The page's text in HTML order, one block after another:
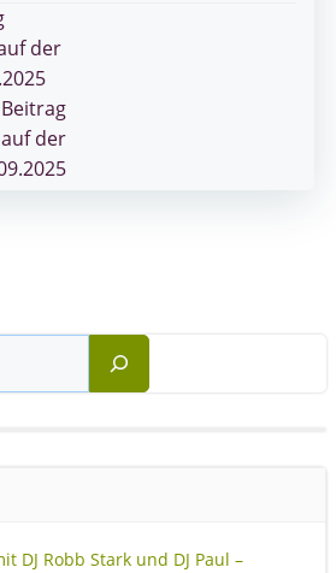
der
der
DJ Robb Stark und DJ Paul –